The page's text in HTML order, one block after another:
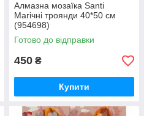
Алмазна мозаїка Santi
Магічні троянди 40*50 см
(954698)
Готово до відправки
450 ₴
Купити